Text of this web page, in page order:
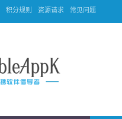
积分规则 资源请求 常见问题